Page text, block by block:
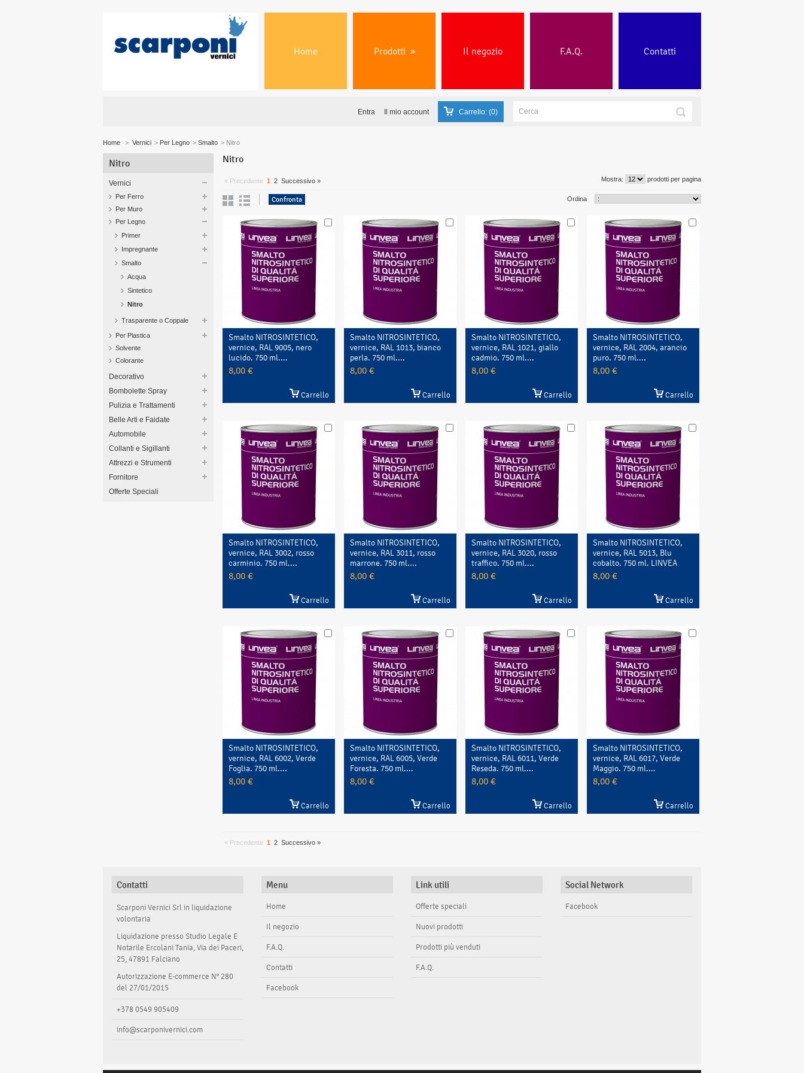
Entra Il mio account Carrello: (0)
Home Prodotti » Il negozio F.A.Q. Contatti
Home > Vernici > Per Legno > Smalto > Nitro
Nitro
Vernici
Per Ferro
Per Muro
Per Legno
Primer
Impregnante
Smalto
Acqua
Sintetico
Nitro
Trasparente o Coppale
Per Plastica
Solvente
Colorante
Decorativo
Bombolette Spray
Pulizia e Trattamenti
Belle Arti e Faidate
Automobile
Collanti e Sigillanti
Attrezzi e Strumenti
Fornitore
Offerte Speciali
Nitro
« Precedente 1 2 Successivo » Mostra: prodotti per pagina
Ordina
Smalto NITROSINTETICO,
vernice, RAL 9005, nero
lucido. 750 ml....
8,00 €
Carrello
Smalto NITROSINTETICO,
vernice, RAL 1013, bianco
perla. 750 ml....
8,00 €
Carrello
Smalto NITROSINTETICO,
vernice, RAL 1021, giallo
cadmio. 750 ml....
8,00 €
Carrello
Smalto NITROSINTETICO,
vernice, RAL 2004, arancio
puro. 750 ml....
8,00 €
Carrello
Smalto NITROSINTETICO,
vernice, RAL 3002, rosso
carminio. 750 ml....
8,00 €
Carrello
Smalto NITROSINTETICO,
vernice, RAL 3011, rosso
marrone. 750 ml....
8,00 €
Carrello
Smalto NITROSINTETICO,
vernice, RAL 3020, rosso
traffico. 750 ml....
8,00 €
Carrello
Smalto NITROSINTETICO,
vernice, RAL 5013, Blu
cobalto. 750 ml. LINVEA
8,00 €
Carrello
Smalto NITROSINTETICO,
vernice, RAL 6002, Verde
Foglia. 750 ml....
8,00 €
Carrello
Smalto NITROSINTETICO,
vernice, RAL 6005, Verde
Foresta. 750 ml....
8,00 €
Carrello
Smalto NITROSINTETICO,
vernice, RAL 6011, Verde
Reseda. 750 ml....
8,00 €
Carrello
Smalto NITROSINTETICO,
vernice, RAL 6017, Verde
Maggio. 750 ml....
8,00 €
Carrello
« Precedente 1 2 Successivo »
Contatti
Scarponi Vernici Srl in liquidazione
volontaria
Liquidazione presso Studio Legale E
Notarile Ercolani Tania, Via dei Paceri,
25, 47891 Falciano
Autorizzazione E-commerce N° 280
del 27/01/2015
+378 0549 905409
info@scarponivernici.com
Menu
Home
Il negozio
F.A.Q.
Contatti
Facebook
Link utili
Offerte speciali
Nuovi prodotti
Prodotti più venduti
F.A.Q.
Social Network
Facebook